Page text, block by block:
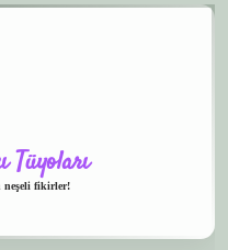
Tüyoları
neşeli fikirler!